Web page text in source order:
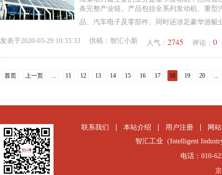
条完整产业链。产品包括全系列发动机、重
品、汽车电子及零部件。同时还涉足豪华游艇
发表于2020-03-29 10:33:33 供稿： 智汇小新 人气： 2745 评论： 0
首页 上一页 ... 11 12 13 14 15 16 17 18 19 20 ...
联系我们 本站介绍 用户注册
网
智汇工业（Intelligent
电话：010-